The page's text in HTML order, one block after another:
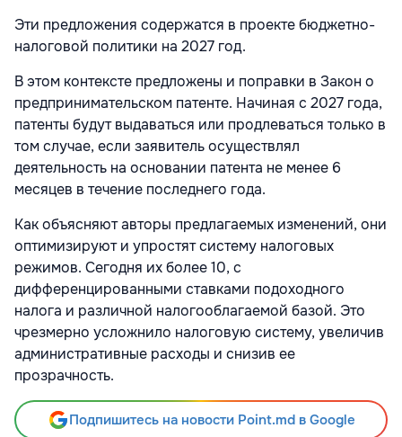
Эти предложения содержатся в проекте бюджетно-
налоговой политики на 2027 год.
В этом контексте предложены и поправки в Закон о
предпринимательском патенте. Начиная с 2027 года,
патенты будут выдаваться или продлеваться только в
том случае, если заявитель осуществлял
деятельность на основании патента не менее 6
месяцев в течение последнего года.
Как объясняют авторы предлагаемых изменений, они
оптимизируют и упростят систему налоговых
режимов. Сегодня их более 10, с
дифференцированными ставками подоходного
налога и различной налогооблагаемой базой. Это
чрезмерно усложнило налоговую систему, увеличив
административные расходы и снизив ее
прозрачность.
Подпишитесь на новости Point.md в Google